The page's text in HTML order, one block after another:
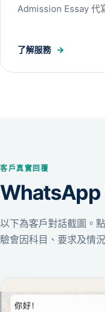
Admission Essay 代
了解服務 →
客戶真實回覆
WhatsApp
以下為客戶對話截圖。
驗會因科目、要求及情